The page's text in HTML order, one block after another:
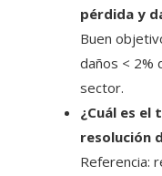
pérdida y
Buen
daños < 2%
sector.
¿Cuál es el
resolución
Referencia: